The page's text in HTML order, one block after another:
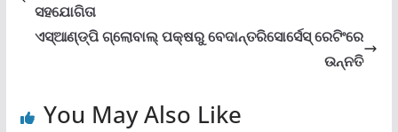
ସହଯୋଗିତା
ଏସ୍‌ଆଣ୍ଡ୍‌ପି ଗ୍ଲୋବାଲ୍ ପକ୍ଷରୁ ବେଦାନ୍ତରିସୋର୍ସେସ୍ ରେଟିଂରେ
ଉନ୍ନତି
You May Also Like